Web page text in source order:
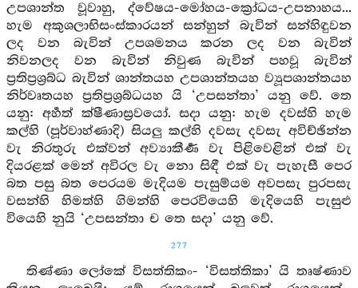
උපශාන්ත වූවාහු, ද්වේෂය-මෝහය-ක්‍රෝධය-උපනාහය...
හැම අකුශලාභිසංස්කාරයන් සන්හුන් බැවින් සන්හිඳුවන
ලද වන බැවින් උපශමනය කරන ලද වන බැවින්
නිවනලද වන බැවින් නිවුණ බැවින් පහවූ බැවින්
ප්‍රතිප්‍රශ්‍රබ්ධ බැවින් ශාන්තයහ උපශාන්තයහ ව්‍යූපශාන්තයහ
නිර්වෘතයහ ප්‍රතිප්‍රශ්‍රබ්ධයහ යි ‘උපසන්තා’ යනු වේ. තෙ
යනු: අර්‍හත් ක්ෂීණාස්‍රවයෝ. සදා යනු: හැම දවස්හි හැම
කල්හි (පූර්වාහ්ණාදි) සියලු කල්හි දවසැ දවසැ අවිච්ඡින්න
වැ නිරතුරු එක්වන් අව්‍යාකීර්‍ණ වැ පිළිවෙළින් එක් වැ
දියරළක් මෙන් අවිරල වැ නො සිඳී එක් වැ පැහැසී පෙර
බත පසු බත පෙරයම මැදියම පැසුම්යම අවපසැ පුරපසැ
වසන්හි හිමත්හි ගිමන්හි පෙරවියෙහි මැදියෙහි පැසුළු
වියෙහි නුයි ‘උපසන්තා ච තෙ සදා’ යනු වේ.
277
තිණ්ණා ලෝකේ විසත්තිකං- ‘විසත්තිකා’ යි තෘෂ්ණාව